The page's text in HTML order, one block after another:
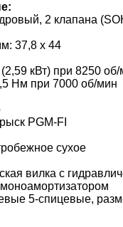
2 клапана
37,8 х 44
кВт) при 8250
Нм при 7000 об/мин
PGM-FI
сухое
вилка с
5-спицевые,